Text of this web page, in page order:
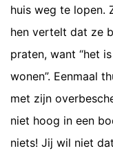
huis weg te lopen.
hen vertelt dat ze
praten, want “het
wonen”. Eenmaal
met zijn
niet hoog in een
niets! Jij wil niet